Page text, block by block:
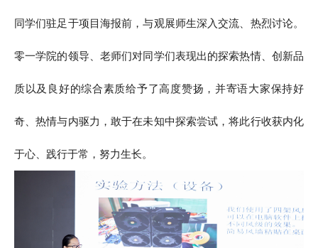
同学们驻足于项目海报前，与观展师生深入交流、热烈讨论。
零一学院的领导、老师们对同学们表现出的探索热情、创新品
质以及良好的综合素质给予了高度赞扬，并寄语大家保持好
奇、热情与内驱力，敢于在未知中探索尝试，将此行收获内化
于心、践行于常，努力生长。